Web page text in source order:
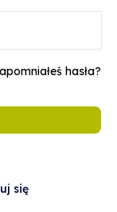
hasła?
się